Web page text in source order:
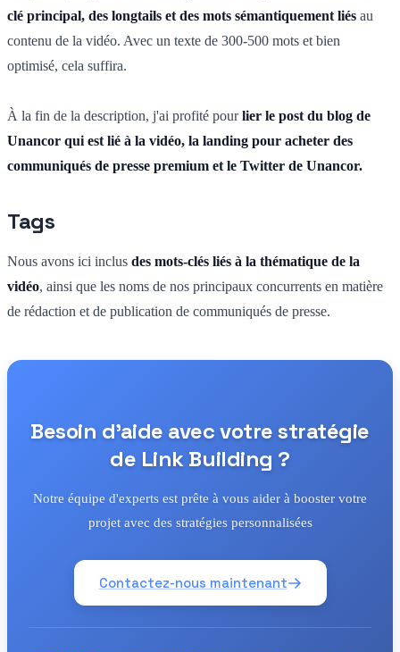
clé principal, des longtails et des mots sémantiquement liés au
contenu de la vidéo. Avec un texte de 300-500 mots et bien
optimisé, cela suffira.
À la fin de la description, j'ai profité pourlier le post du blog de
Unancor qui est lié à la vidéo, la landing pour acheter des
communiqués de presse premium et le Twitter de Unancor.
Tags
Nous avons ici inclus des mots-clés liés à la thématique de la
vidéo, ainsi que les noms de nos principaux concurrents en matière
de rédaction et de publication de communiqués de presse.
Besoin d'aide avec votre stratégie
de Link Building ?
Notre équipe d'experts est prête à vous aider à booster votre
projet avec des stratégies personnalisées
Contactez-nous maintenant